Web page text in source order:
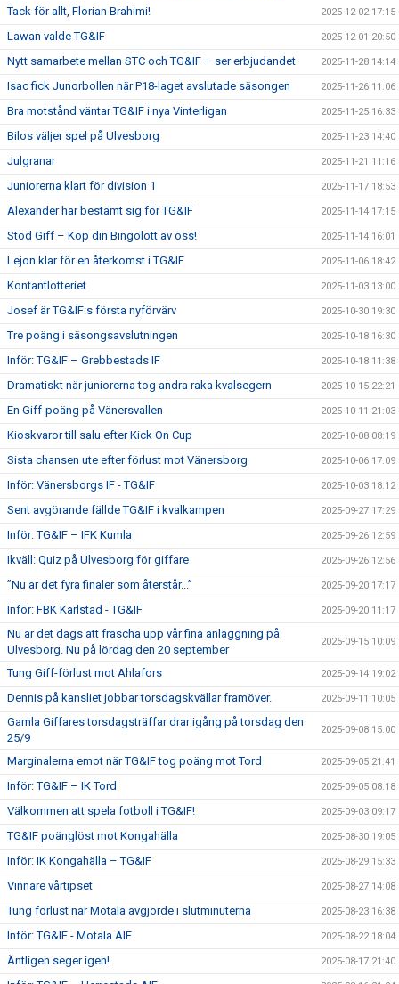
Tack för allt, Florian Brahimi! 2025-12-02 17:15
Lawan valde TG&IF 2025-12-01 20:50
Nytt samarbete mellan STC och TG&IF – ser erbjudandet 2025-11-28 14:14
Isac fick Junorbollen när P18-laget avslutade säsongen 2025-11-26 11:06
Bra motstånd väntar TG&IF i nya Vinterligan 2025-11-25 16:33
Bilos väljer spel på Ulvesborg 2025-11-23 14:40
Julgranar 2025-11-21 11:16
Juniorerna klart för division 1 2025-11-17 18:53
Alexander har bestämt sig för TG&IF 2025-11-14 17:15
Stöd Giff – Köp din Bingolott av oss! 2025-11-14 16:01
Lejon klar för en återkomst i TG&IF 2025-11-06 18:42
Kontantlotteriet 2025-11-03 13:00
Josef är TG&IF:s första nyförvärv 2025-10-30 19:30
Tre poäng i säsongsavslutningen 2025-10-18 16:30
Inför: TG&IF – Grebbestads IF 2025-10-18 11:38
Dramatiskt när juniorerna tog andra raka kvalsegern 2025-10-15 22:21
En Giff-poäng på Vänersvallen 2025-10-11 21:03
Kioskvaror till salu efter Kick On Cup 2025-10-08 08:19
Sista chansen ute efter förlust mot Vänersborg 2025-10-06 17:09
Inför: Vänersborgs IF - TG&IF 2025-10-03 18:12
Sent avgörande fällde TG&IF i kvalkampen 2025-09-27 17:29
Inför: TG&IF – IFK Kumla 2025-09-26 12:59
Ikväll: Quiz på Ulvesborg för giffare 2025-09-26 12:56
”Nu är det fyra finaler som återstår...” 2025-09-20 17:17
Inför: FBK Karlstad - TG&IF 2025-09-20 11:17
Nu är det dags att fräscha upp vår fina anläggning på
Ulvesborg. Nu på lördag den 20 september
2025-09-15 10:09
Tung Giff-förlust mot Ahlafors 2025-09-14 19:02
Dennis på kansliet jobbar torsdagskvällar framöver. 2025-09-11 10:05
Gamla Giffares torsdagsträffar drar igång på torsdag den
25/9
2025-09-08 15:00
Marginalerna emot när TG&IF tog poäng mot Tord 2025-09-05 21:41
Inför: TG&IF – IK Tord 2025-09-05 08:18
Välkommen att spela fotboll i TG&IF! 2025-09-03 09:17
TG&IF poänglöst mot Kongahälla 2025-08-30 19:05
Inför: IK Kongahälla – TG&IF 2025-08-29 15:33
Vinnare vårtipset 2025-08-27 14:08
Tung förlust när Motala avgjorde i slutminuterna 2025-08-23 16:38
Inför: TG&IF - Motala AIF 2025-08-22 18:04
Äntligen seger igen! 2025-08-17 21:40